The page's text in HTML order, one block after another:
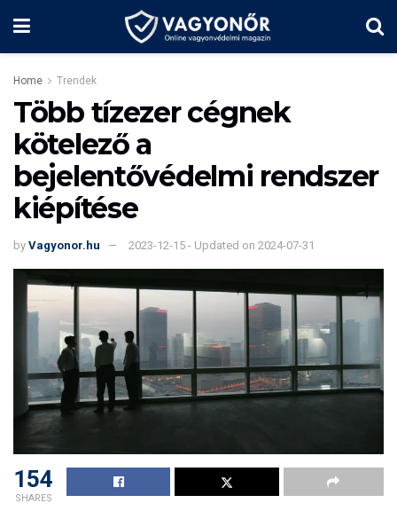
Home Trendek
Több tízezer cégnek
kötelező a
bejelentővédelmi rendszer
kiépítése
by Vagyonor.hu 2023-12-15 - Updated on 2024-07-31
154
SHARES